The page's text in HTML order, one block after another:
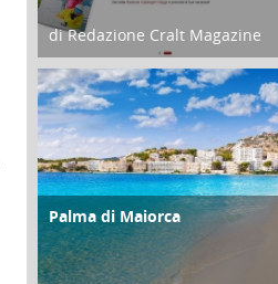
di Redazione Cralt Magazine
07 Marzo 2023
ATTIVITÀ
Palma di Maiorca